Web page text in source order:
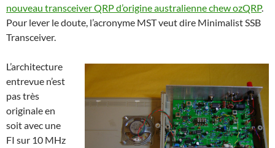
nouveau transceiver QRP d’origine australienne chew ozQRP.
Pour lever le doute, l’acronyme MST veut dire Minimalist SSB
Transceiver.
L’architecture
entrevue n’est
pas très
originale en
soit avec une
FI sur 10 MHz